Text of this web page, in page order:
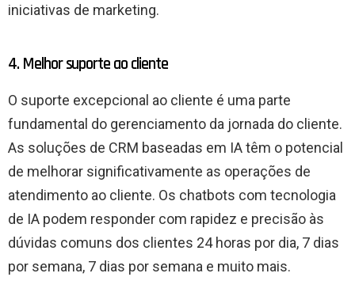
iniciativas de marketing.
4. Melhor suporte ao cliente
O suporte excepcional ao cliente é uma parte
fundamental do gerenciamento da jornada do cliente.
As soluções de CRM baseadas em IA têm o potencial
de melhorar significativamente as operações de
atendimento ao cliente. Os chatbots com tecnologia
de IA podem responder com rapidez e precisão às
dúvidas comuns dos clientes 24 horas por dia, 7 dias
por semana, 7 dias por semana e muito mais.